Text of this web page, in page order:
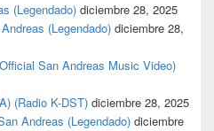
(Legendado) diciembre 28, 2025
(Legendado) diciembre 28,
San Andreas Music Video)
(Radio K-DST) diciembre 28, 2025
Andreas (Legendado) diciembre